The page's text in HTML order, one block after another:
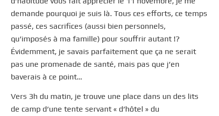
demande pourquoi je suis là. Tous ces efforts, ce temps
passé, ces sacrifices (aussi bien personnels,
qu’imposés à ma famille) pour souffrir autant !?
Évidemment, je savais parfaitement que ça ne serait
pas une promenade de santé, mais pas que j’en
baverais à ce point…
Vers 3h du matin, je trouve une place dans un des lits
de camp d’une tente servant « d’hôtel » du